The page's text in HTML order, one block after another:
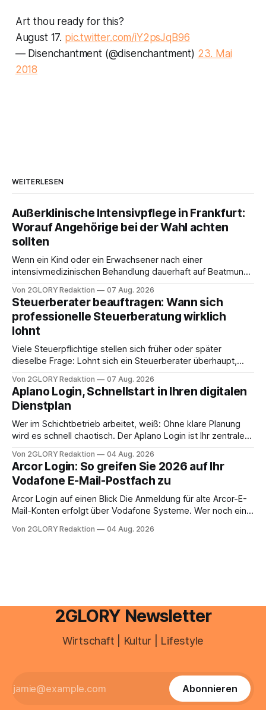
Art thou ready for this?
August 17. pic.twitter.com/iY2psJqB96
— Disenchantment (@disenchantment) 23. Mai
2018
WEITERLESEN
Außerklinische Intensivpflege in Frankfurt:
Worauf Angehörige bei der Wahl achten
sollten
Wenn ein Kind oder ein Erwachsener nach einer
intensivmedizinischen Behandlung dauerhaft auf Beatmung
angewiesen ist, stellt sich für Familien eine schwierige
Frage: Muss die Versorgung dauerhaft in der Klinik bleiben –
oder ist ein Leben zu Hause möglich? Die außerklinische
Intensivpflege bietet genau diese Alternative: Sie
Von 2GLORY Redaktion 07 Aug. 2026
Steuerberater beauftragen: Wann sich
professionelle Steuerberatung wirklich
lohnt
Viele Steuerpflichtige stellen sich früher oder später
dieselbe Frage: Lohnt sich ein Steuerberater überhaupt,
erledigen? Die kurze Antwort: Bei einfachen
Einkommensverhältnissen reicht häufig eine Steuersoftware
aus – sobald jedoch mehrere Einkunftsarten
zusammentreffen oder größere finanzielle Veränderungen
anstehen, zahlt sich professionelle Unterstützung meist
Von 2GLORY Redaktion 07 Aug. 2026
Aplano Login, Schnellstart in Ihren digitalen
Dienstplan
Wer im Schichtbetrieb arbeitet, weiß: Ohne klare Planung
wird es schnell chaotisch. Der Aplano Login ist Ihr zentraler
abwesenheiten und die gesamte kommunikation rund um
Ihr personal digital zu organisieren. In diesem Leitfaden
erfahren Sie alles, was Sie für einen reibungslosen Einstieg
brauchen, von der Registrierung
Von 2GLORY Redaktion 04 Aug. 2026
Arcor Login: So greifen Sie 2026 auf Ihr
Vodafone E-Mail-Postfach zu
Arcor Login auf einen Blick Die Anmeldung für alte Arcor-E-
Mail-Konten erfolgt über Vodafone Systeme. Wer noch eine
besitzt, loggt sich heute über das Vodafone E-Mail & Cloud
Von 2GLORY Redaktion 04 Aug. 2026
2GLORY Newsletter
Wirtschaft | Kultur | Lifestyle
Abonnieren